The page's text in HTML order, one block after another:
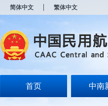
简体中文 繁体中文
首页 中南
开
无
障
说